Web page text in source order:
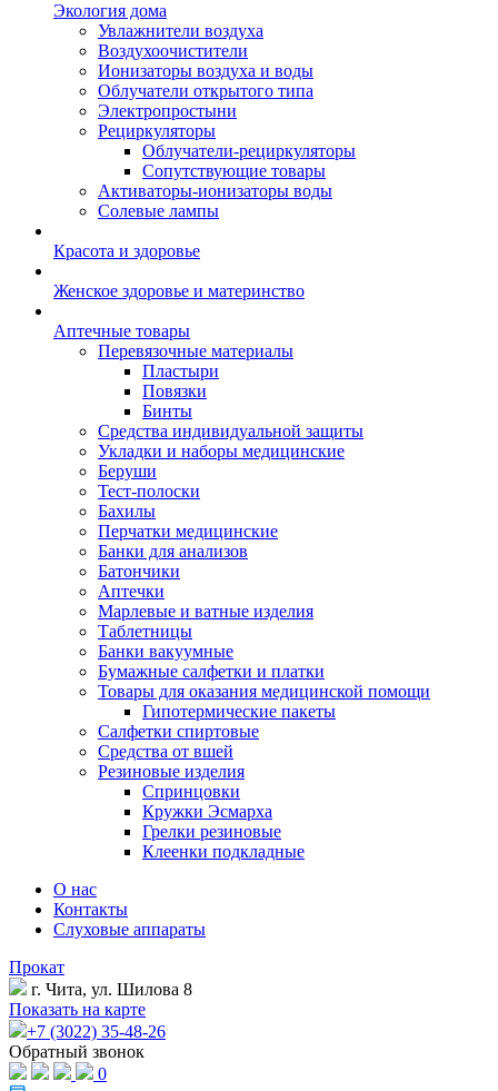
Экология дома
Увлажнители воздуха
Воздухоочистители
Ионизаторы воздуха и воды
Облучатели открытого типа
Электропростыни
Рециркуляторы
Облучатели-рециркуляторы
Сопутствующие товары
Активаторы-ионизаторы воды
Солевые лампы
Красота и здоровье
Женское здоровье и материнство
Аптечные товары
Перевязочные материалы
Пластыри
Повязки
Бинты
Средства индивидуальной защиты
Укладки и наборы медицинские
Беруши
Тест-полоски
Бахилы
Перчатки медицинские
Банки для анализов
Батончики
Аптечки
Марлевые и ватные изделия
Таблетницы
Банки вакуумные
Бумажные салфетки и платки
Товары для оказания медицинской помощи
Гипотермические пакеты
Салфетки спиртовые
Средства от вшей
Резиновые изделия
Спринцовки
Кружки Эсмарха
Грелки резиновые
Клеенки подкладные
О нас
Контакты
Слуховые аппараты
Прокат
г. Чита, ул. Шилова 8
Показать на карте
+7 (3022) 35-48-26
Обратный звонок
0